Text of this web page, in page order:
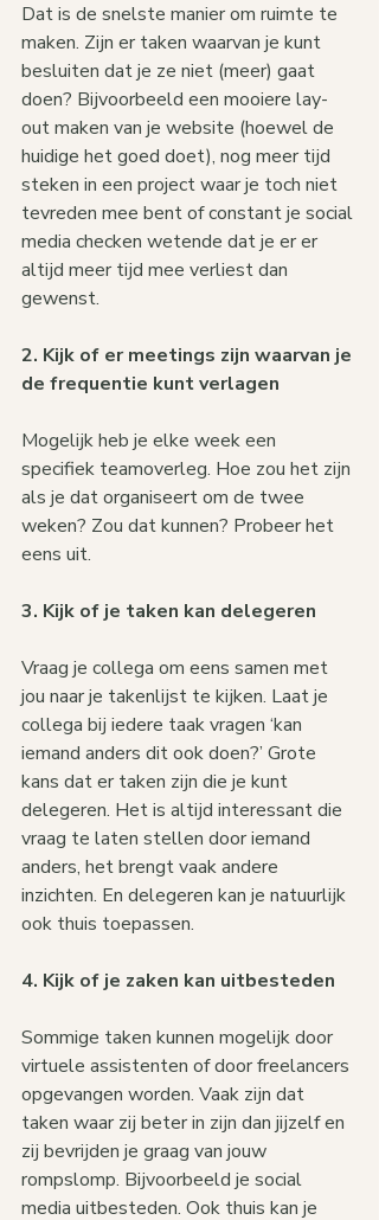
Dat is de snelste manier om ruimte te
maken. Zijn er taken waarvan je kunt
besluiten dat je ze niet (meer) gaat
doen? Bijvoorbeeld een mooiere lay-
out maken van je website (hoewel de
huidige het goed doet), nog meer tijd
steken in een project waar je toch niet
tevreden mee bent of constant je social
media checken wetende dat je er er
altijd meer tijd mee verliest dan
gewenst.
2. Kijk of er meetings zijn waarvan je
de frequentie kunt verlagen
Mogelijk heb je elke week een
specifiek teamoverleg. Hoe zou het zijn
als je dat organiseert om de twee
weken? Zou dat kunnen? Probeer het
eens uit.
3. Kijk of je taken kan delegeren
Vraag je collega om eens samen met
jou naar je takenlijst te kijken. Laat je
collega bij iedere taak vragen ‘kan
iemand anders dit ook doen?’ Grote
kans dat er taken zijn die je kunt
delegeren. Het is altijd interessant die
vraag te laten stellen door iemand
anders, het brengt vaak andere
inzichten. En delegeren kan je natuurlijk
ook thuis toepassen.
4. Kijk of je zaken kan uitbesteden
Sommige taken kunnen mogelijk door
virtuele assistenten of door freelancers
opgevangen worden. Vaak zijn dat
taken waar zij beter in zijn dan jijzelf en
zij bevrijden je graag van jouw
rompslomp. Bijvoorbeeld je social
media uitbesteden. Ook thuis kan je